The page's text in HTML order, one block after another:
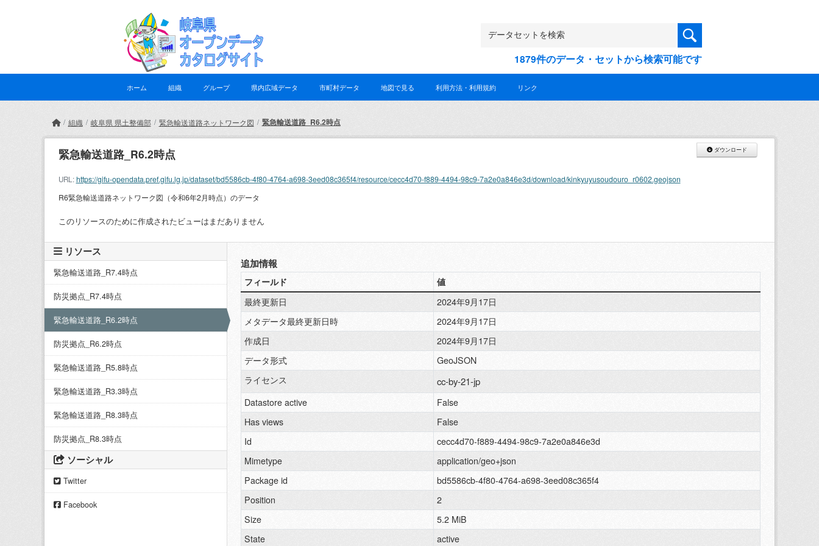
1879件のデータ・セットから検索可能です
ホーム 組織 グループ 県内広域データ 市町村データ 地図で見る 利用方法・利用規約 リンク
組織 岐阜県 県土整備部 緊急輸送道路ネットワーク図 緊急輸送道路_R6.2時点
ダウンロード
緊急輸送道路_R6.2時点
URL:https://gifu-opendata.pref.gifu.lg.jp/dataset/bd5586cb-4f80-4764-a698-3eed08c365f4/resource/cecc4d70-f889-4494-98c9-7a2e0a846e3d/download/kinkyuyusoudouro_r0602.geojson
R6緊急輸送道路ネットワーク図（令和6年2月時点）のデータ
このリソースのために作成されたビューはまだありません
リソース
緊急輸送道路_R7.4時点
防災拠点_R7.4時点
緊急輸送道路_R6.2時点
防災拠点_R6.2時点
緊急輸送道路_R5.8時点
緊急輸送道路_R3.3時点
緊急輸送道路_R8.3時点
防災拠点_R8.3時点
ソーシャル
Twitter
Facebook
追加情報
フィールド
値
最終更新日
2024年9月17日
メタデータ最終更新日時
2024年9月17日
作成日
2024年9月17日
データ形式
GeoJSON
ライセンス
cc-by-21-jp
Datastore active
False
Has views
False
Id
cecc4d70-f889-4494-98c9-7a2e0a846e3d
Mimetype
application/geo+json
Package id
bd5586cb-4f80-4764-a698-3eed08c365f4
Position
2
Size
5.2 MiB
State
active